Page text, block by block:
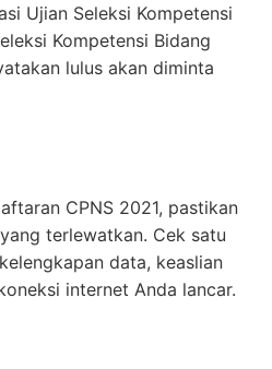
Ujian Seleksi Kompetensi
Kompetensi Bidang
lulus akan diminta
CPNS 2021, pastikan
terlewatkan. Cek satu
data, keaslian
internet Anda lancar.